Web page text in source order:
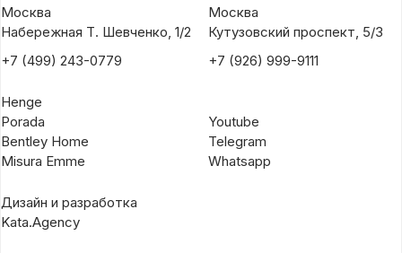
Москва
Набережная Т. Шевченко, 1/2
+7 (499) 243-0779
Москва
Кутузовский проспект, 5/3
+7 (926) 999-9111
Henge
Porada
Bentley Home
Misura Emme
Youtube
Telegram
Whatsapp
Дизайн и разработка
Kata.Agency